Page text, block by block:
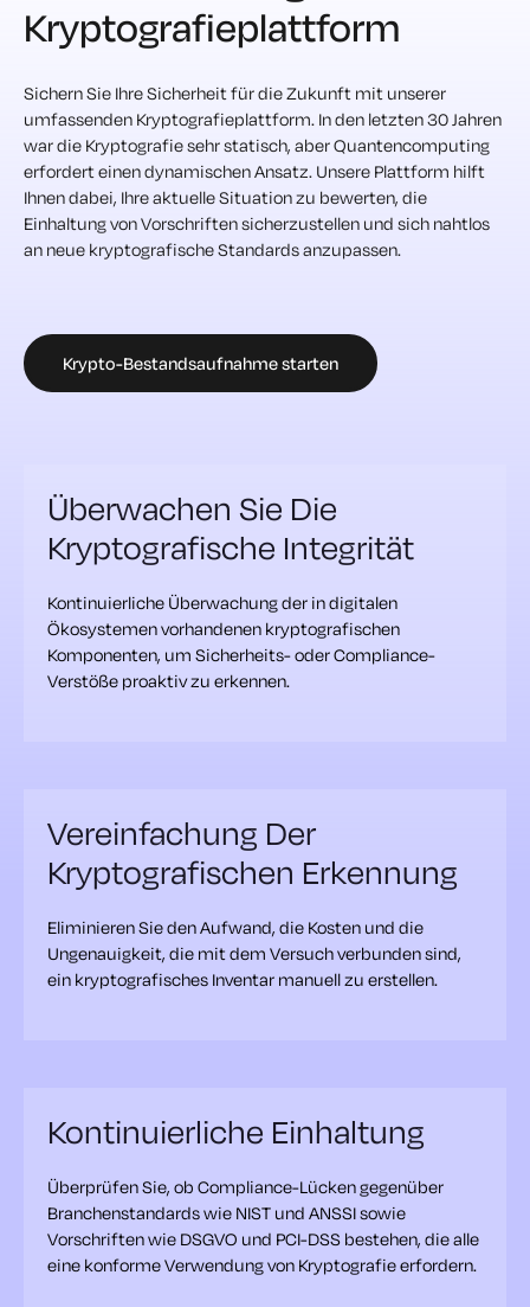
Kryptografieplattform
Sichern Sie Ihre Sicherheit für die Zukunft mit unserer
umfassenden Kryptografieplattform. In den letzten 30 Jahren
war die Kryptografie sehr statisch, aber Quantencomputing
erfordert einen dynamischen Ansatz. Unsere Plattform hilft
Ihnen dabei, Ihre aktuelle Situation zu bewerten, die
Einhaltung von Vorschriften sicherzustellen und sich nahtlos
an neue kryptografische Standards anzupassen.
Krypto-Bestandsaufnahme starten
Überwachen Sie Die
Kryptografische Integrität
Kontinuierliche Überwachung der in digitalen
Ökosystemen vorhandenen kryptografischen
Komponenten, um Sicherheits- oder Compliance-
Verstöße proaktiv zu erkennen.
Vereinfachung Der
Kryptografischen Erkennung
Eliminieren Sie den Aufwand, die Kosten und die
Ungenauigkeit, die mit dem Versuch verbunden sind,
ein kryptografisches Inventar manuell zu erstellen.
Kontinuierliche Einhaltung
Überprüfen Sie, ob Compliance-Lücken gegenüber
Branchenstandards wie NIST und ANSSI sowie
Vorschriften wie DSGVO und PCI-DSS bestehen, die alle
eine konforme Verwendung von Kryptografie erfordern.